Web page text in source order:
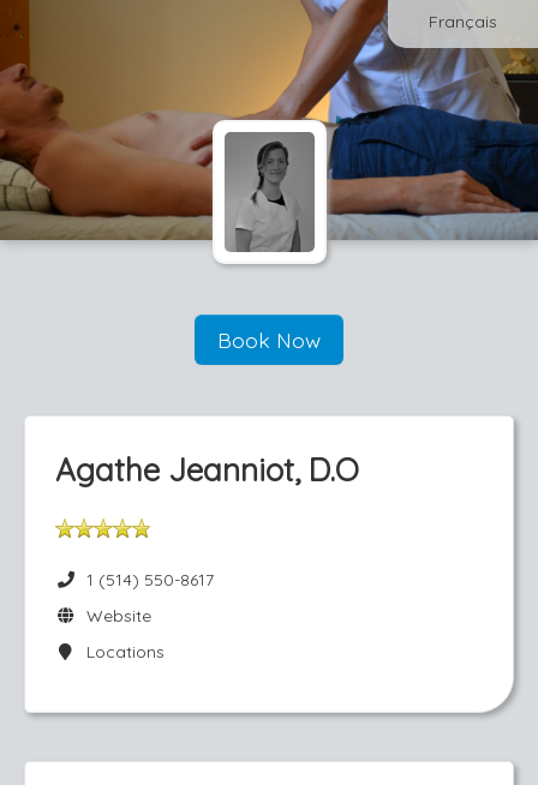
Français
Book Now
Agathe Jeanniot, D.O
1 (514) 550-8617
Website
Locations